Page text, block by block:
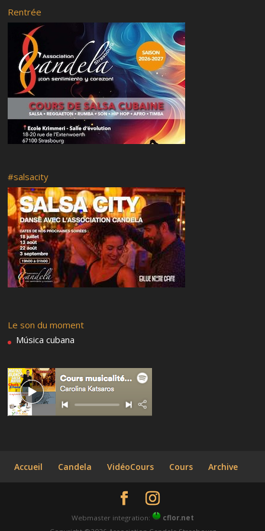
SalsaCity S5E1
Salsa city S3E2
Prochaines dates #SalsaCity
Rentrée
#salsacity
Le son du moment
Música cubana
Accueil Candela VidéoCours Cours Archive
Webmaster integration:
cflor.net